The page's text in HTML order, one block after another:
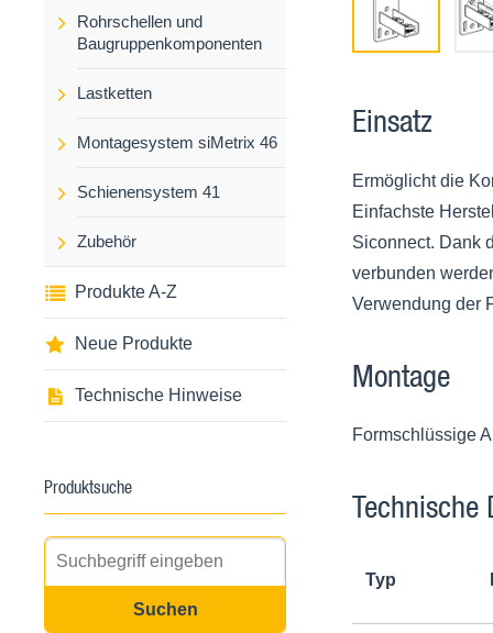
Rohrschellen und
Baugruppenkomponenten
Lastketten
Montagesystem siMetrix 46
Schienensystem 41
Zubehör
Produkte A-Z
Neue Produkte
Technische Hinweise
Produktsuche
Einsatz
Ermöglicht die
Einfachste
Siconnect. Dank
verbunden
Verwendung der
Montage
Formschlüssige
Technische
Typ